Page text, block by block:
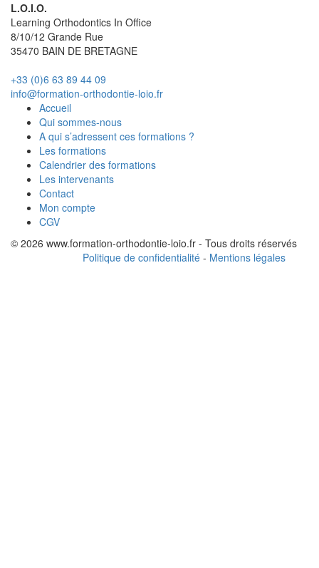
L.O.I.O.
Learning Orthodontics In Office
8/10/12 Grande Rue
35470 BAIN DE BRETAGNE
+33 (0)6 63 89 44 09
info@formation-orthodontie-loio.fr
Accueil
Qui sommes-nous
A qui s’adressent ces formations ?
Les formations
Calendrier des formations
Les intervenants
Contact
Mon compte
CGV
© 2026 www.formation-orthodontie-loio.fr - Tous droits réservés
Politique de confidentialité - Mentions légales